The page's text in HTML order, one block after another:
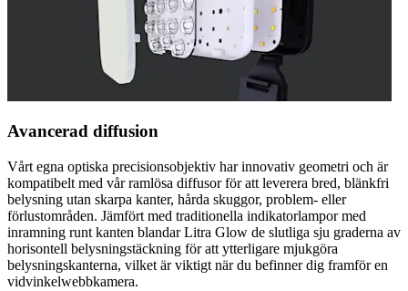
Avancerad diffusion
Vårt egna optiska precisionsobjektiv har innovativ geometri och är
kompatibelt med vår ramlösa diffusor för att leverera bred, blänkfri
belysning utan skarpa kanter, hårda skuggor, problem- eller
förlustområden. Jämfört med traditionella indikatorlampor med
inramning runt kanten blandar Litra Glow de slutliga sju graderna av
horisontell belysningstäckning för att ytterligare mjukgöra
belysningskanterna, vilket är viktigt när du befinner dig framför en
vidvinkelwebbkamera.